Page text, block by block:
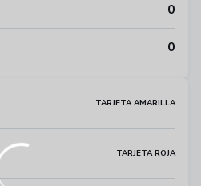
0
0
TARJETA AMARILLA
TARJETA ROJA